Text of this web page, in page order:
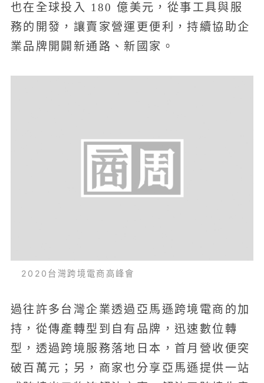
也在全球投入 180 億美元，從事工具與服
務的開發，讓賣家營運更便利，持續協助企
業品牌開闢新通路、新國家。
2020台灣跨境電商高峰會
過往許多台灣企業透過亞馬遜跨境電商的加
持，從傳產轉型到自有品牌，迅速數位轉
型，透過跨境服務落地日本，首月營收便突
破百萬元；另，商家也分享亞馬遜提供一站